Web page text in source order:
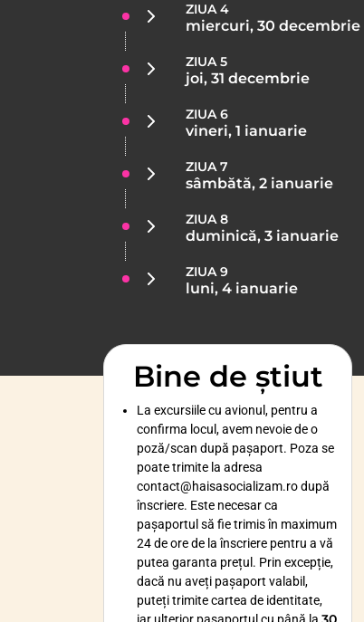
ZIUA 4
miercuri, 30 decembrie
ZIUA 5
joi, 31 decembrie
ZIUA 6
vineri, 1 ianuarie
ZIUA 7
sâmbătă, 2 ianuarie
ZIUA 8
duminică, 3 ianuarie
ZIUA 9
luni, 4 ianuarie
Bine de știut
La excursiile cu avionul, pentru a
confirma locul, avem nevoie de o
poză/scan după pașaport. Poza se
poate trimite la adresa
contact@haisasocializam.ro după
înscriere. Este necesar ca
pașaportul să fie trimis în maximum
24 de ore de la înscriere pentru a vă
putea garanta prețul. Prin excepție,
dacă nu aveți pașaport valabil,
puteți trimite cartea de identitate,